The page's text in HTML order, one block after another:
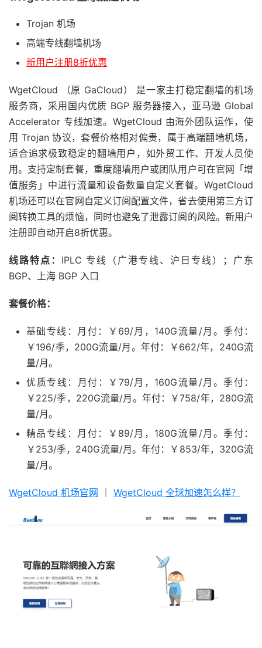
Trojan 机场
高端专线翻墙机场
新用户注册8折优惠
WgetCloud （原 GaCloud） 是一家主打稳定翻墙的机场
服务商，采用国内优质 BGP 服务器接入，亚马逊 Global
Accelerator 专线加速。WgetCloud 由海外团队运作，使
用 Trojan 协议，套餐价格相对偏贵，属于高端翻墙机场，
适合追求极致稳定的翻墙用户，如外贸工作、开发人员使
用。支持定制套餐，重度翻墙用户或团队用户可在官网「增
值服务」中进行流量和设备数量自定义套餐。WgetCloud
机场还可以在官网自定义订阅配置文件，省去使用第三方订
阅转换工具的烦恼，同时也避免了泄露订阅的风险。新用户
注册即自动开启8折优惠。
线路特点： IPLC 专线（广港专线、沪日专线）；广东
BGP、上海 BGP 入口
套餐价格：
基础专线：月付：￥69/月，140G流量/月。季付：
￥196/季，200G流量/月。年付：￥662/年，240G流
量/月。
优质专线：月付：￥79/月，160G流量/月。季付：
￥225/季，220G流量/月。年付：￥758/年，280G流
量/月。
精品专线：月付：￥89/月，180G流量/月。季付：
￥253/季，240G流量/月。年付：￥853/年，320G流
量/月。
WgetCloud 机场官网 WgetCloud 全球加速怎么样？